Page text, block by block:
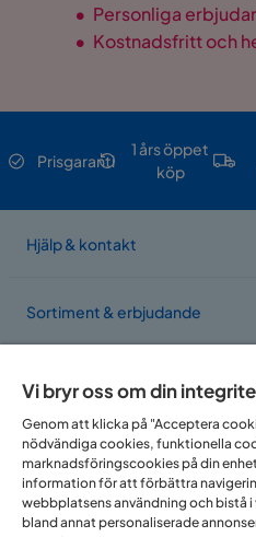
• Personliga
• Kostnadsfritt och
Prisgaranti
1 års öppet
köp
Hjälp & kontakt
Sortiment & erbjudande
Om Trademax
Vi finns i
Vi bryr oss om din
Genom att klicka på "Acceptera
nödvändiga cookies, funktionella
marknadsföringscookies på din
information för att förbättra
webbplatsens användning och bistå
bland annat personaliserade